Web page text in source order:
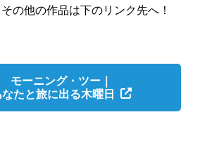
その他の作品は下のリンク先へ！
モーニング・ツー｜
なたと旅に出る木曜日